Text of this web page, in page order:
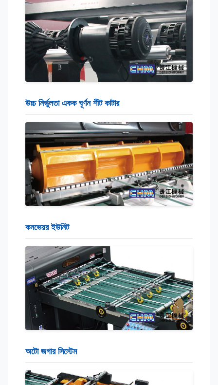
উচ্চ নির্ভুলতা একক ঘূর্ণন শীট কাটার
কনভেয়র ইউনিট
অটো জগার সিস্টেম